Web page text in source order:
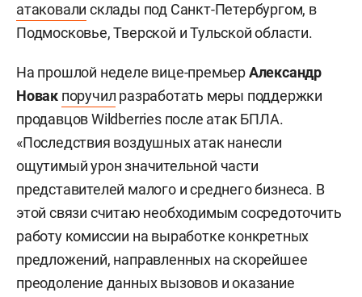
атаковали склады под Санкт-Петербургом, в
Подмосковье, Тверской и Тульской области.
На прошлой неделе вице-премьерАлександр
Новак поручил разработать меры поддержки
продавцов Wildberries после атак БПЛА.
«Последствия воздушных атак нанесли
ощутимый урон значительной части
представителей малого и среднего бизнеса. В
этой связи считаю необходимым сосредоточить
работу комиссии на выработке конкретных
предложений, направленных на скорейшее
преодоление данных вызовов и оказание